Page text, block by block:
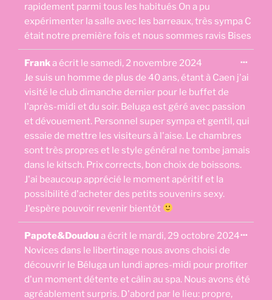
rapidement parmi tous les habitués On a pu
expérimenter la salle avec les barreaux, très sympa C
était notre première fois et nous sommes ravis Bises
Franka écrit le samedi, 2 novembre 2024
Je suis un homme de plus de 40 ans, étant à Caen j'ai
visité le club dimanche dernier pour le buffet de
l'après-midi et du soir. Beluga est géré avec passion
et dévouement. Personnel super sympa et gentil, qui
essaie de mettre les visiteurs à l'aise. Le chambres
sont très propres et le style général ne tombe jamais
dans le kitsch. Prix ​​corrects, bon choix de boissons.
J'ai beaucoup apprécié le moment apéritif et la
possibilité d'acheter des petits souvenirs sexy.
J'espère pouvoir revenir bientôt
...
boîte
Papote&Doudoua écrit le mardi, 29 octobre 2024
Novices dans le libertinage nous avons choisi de
découvrir le Béluga un lundi apres-midi pour profiter
d'un moment détente et câlin au spa. Nous avons été
agréablement surpris. D'abord par le lieu: propre,
...